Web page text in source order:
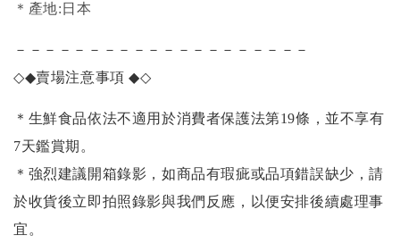
＊產地:日本
－－－－－－－－－－－－－－－－－－－－
◇◆賣場注意事項◆◇
＊生鮮食品依法不適用於消費者保護法第19條，並不享有
7天鑑賞期。
＊強烈建議開箱錄影，如商品有瑕疵或品項錯誤缺少，請
於收貨後立即拍照錄影與我們反應，以便安排後續處理事
宜。